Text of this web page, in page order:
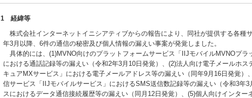
1 経緯等
株式会社インターネットイニシアティブからの報告により、同社が提供する各種
年3月以降、6件の通信の秘密及び個人情報の漏えい事案が発覚しました。
具体的には、(1)MVNO向けのプラットフォームサービス「IIJモバイルMVNOプラ
における通話記録等の漏えい（令和2年3月10日発覚）、(2)法人向け電子メールホス
キュアMXサービス」における電子メールアドレス等の漏えい（同年9月16日発覚）
信サービス「IIJモバイルサービス」におけるSMS送信数記録等の漏えい（令和3年3
スにおけるデータ通信接続履歴等の漏えい（同月12日発覚）、(5)個人向けインター